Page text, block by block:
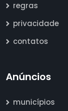
regras
privacidade
contatos
Anúncios
municípios